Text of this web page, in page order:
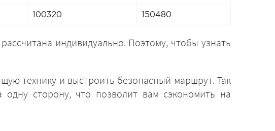
100320 150480
индивидуально. Поэтому, чтобы узнать
технику и выстроить безопасный маршрут. Так
сторону, что позволит вам сэкономить на